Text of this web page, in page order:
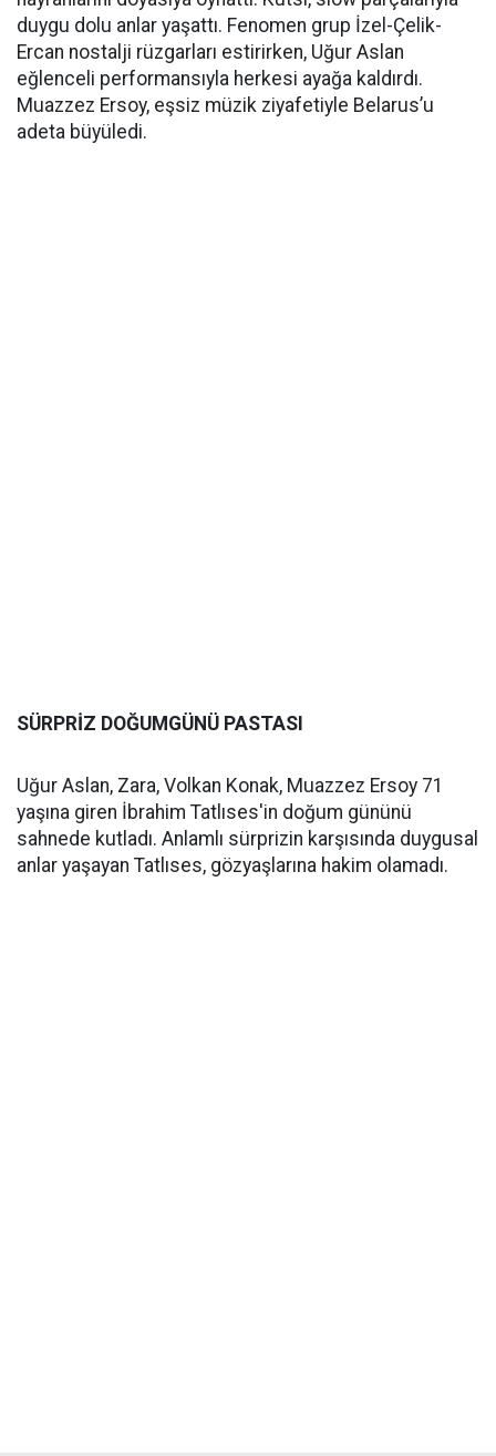
duygu dolu anlar yaşattı. Fenomen grup İzel-Çelik-
Ercan nostalji rüzgarları estirirken, Uğur Aslan
eğlenceli performansıyla herkesi ayağa kaldırdı.
Muazzez Ersoy, eşsiz müzik ziyafetiyle Belarus’u
adeta büyüledi.
SÜRPRİZ DOĞUMGÜNÜ PASTASI
Uğur Aslan, Zara, Volkan Konak, Muazzez Ersoy 71
yaşına giren İbrahim Tatlıses'in doğum gününü
sahnede kutladı. Anlamlı sürprizin karşısında duygusal
anlar yaşayan Tatlıses, gözyaşlarına hakim olamadı.